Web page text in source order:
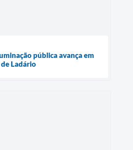
pública avança em
Ladário